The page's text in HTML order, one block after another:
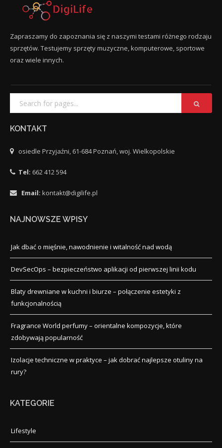
Zapraszamy do zapoznania się z naszymi testami różnego rodzaju
sprzętów. Testujemy sprzęty muzyczne, komputerowe, sportowe
oraz wiele innych.
KONTAKT
osiedle Przyjaźni, 61-684 Poznań, woj. Wielkopolskie
Tel: 662 412 594
Email: kontakt@digilife.pl
NAJNOWSZE WPISY
Jak dbać o mięśnie, nawodnienie i witalność nad wodą
DevSecOps – bezpieczeństwo aplikacji od pierwszej linii kodu
Blaty drewniane w kuchni i biurze – połączenie estetyki z
funkcjonalnością
Fragrance World perfumy – orientalne kompozycje, które
zdobywają popularność
Izolacje techniczne w praktyce – jak dobrać najlepsze otuliny na
rury?
KATEGORIE
Lifestyle